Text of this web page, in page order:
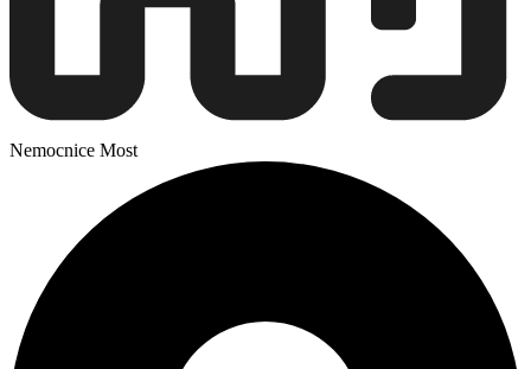
Nemocnice Most